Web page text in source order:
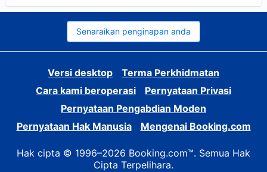
Senaraikan penginapan anda
Versi desktop
Terma Perkhidmatan
Cara kami beroperasi
Pernyataan Privasi
Pernyataan Pengabdian Moden
Pernyataan Hak Manusia
Mengenai Booking.com
Hak cipta © 1996–2026 Booking.com™. Semua Hak
Cipta Terpelihara.